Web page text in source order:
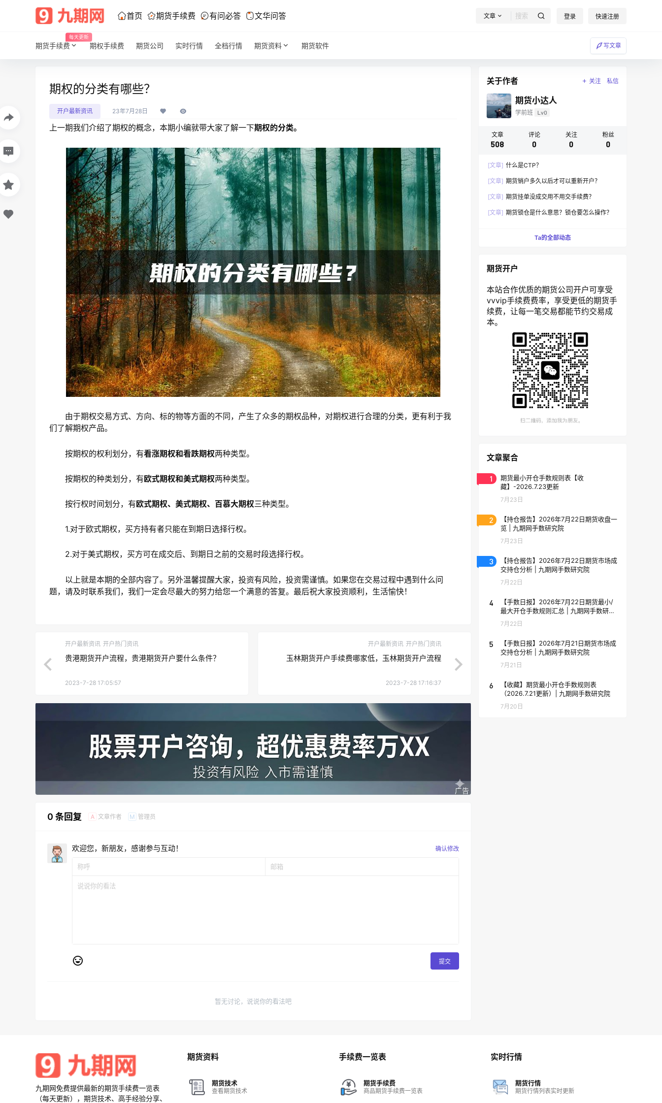
首页 期货手续费 有问必答 文华问答 文章 登录 快速注册
期货手续费
每天更新
期权手续费 期货公司 实时行情 全档行情 期货资料 期货软件 写文章
期权的分类有哪些？
开户最新资讯 23年7月28日
上一期我们介绍了期权的概念，本期小编就带大家了解一下期权的分类。
由于期权交易方式、方向、标的物等方面的不同，产生了众多的期权品种，对期权进行合理的分类，更有利于我
们了解期权产品。
按期权的权利划分，有看涨期权和看跌期权两种类型。
按期权的种类划分，有欧式期权和美式期权两种类型。
按行权时间划分，有欧式期权、美式期权、百慕大期权三种类型。
1.对于欧式期权，买方持有者只能在到期日选择行权。
2.对于美式期权，买方可在成交后、到期日之前的交易时段选择行权。
以上就是本期的全部内容了。另外温馨提醒大家，投资有风险，投资需谨慎。如果您在交易过程中遇到什么问
题，请及时联系我们，我们一定会尽最大的努力给您一个满意的答复。最后祝大家投资顺利，生活愉快！
开户最新资讯 开户热门资讯
贵港期货开户流程，贵港期货开户要什么条件？
2023-7-28 17:05:57
开户最新资讯 开户热门资讯
玉林期货开户手续费哪家低，玉林期货开户流程
2023-7-28 17:16:37
0 条回复 A 文章作者 M 管理员
欢迎您，新朋友，感谢参与互动！ 确认修改
提交
暂无讨论，说说你的看法吧
关于作者 关注 私信
期货小达人
学前班 Lv0
文章
508
评论
0
关注
0
粉丝
0
[文章] 什么是CTP？
[文章] 期货销户多久以后才可以重新开户？
[文章] 期货挂单没成交用不用交手续费？
[文章] 期货锁仓是什么意思？锁仓要怎么操作？
Ta的全部动态
期货开户
本站合作优质的期货公司开户可享受
vvvip手续费费率，享受更低的期货手
续费，让每一笔交易都能节约交易成
本。
文章聚合
1
期货最小开仓手数规则表【收
藏】-2026.7.23更新
7月23日
2
【持仓报告】2026年7月22日期货收盘一
览 | 九期网手数研究院
7月23日
3
【持仓报告】2026年7月22日期货市场成
交持仓分析 | 九期网手数研究院
7月22日
4
【手数日报】2026年7月22日期货最小/
最大开仓手数规则汇总 | 九期网手数研究
院
7月22日
5
【手数日报】2026年7月21日期货市场成
交持仓分析 | 九期网手数研究院
7月21日
6
【收藏】期货最小开仓手数规则表
（2026.7.21更新）| 九期网手数研究院
7月20日
九期网免费提供最新的期货手续费一览表
（每天更新），期货技术、高手经验分享、
期货资料
期货技术
查看期货技术
手续费一览表
期货手续费
商品期货手续费一览表
实时行情
期货行情
期货行情列表实时更新